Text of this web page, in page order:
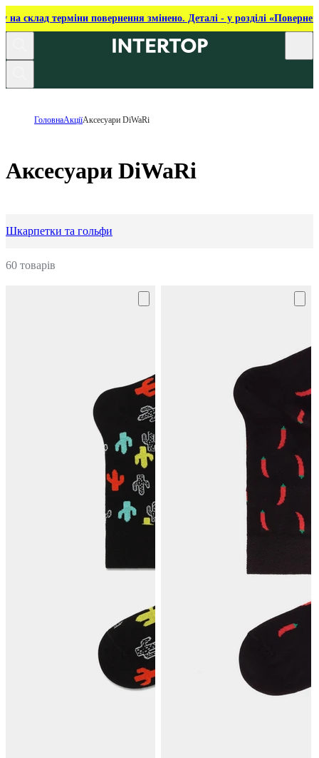
на склад терміни повернення змінено. Деталі - у розділі
ГоловнаАкціїАксесуари DiWaRi
Аксесуари DiWaRi
Шкарпетки та гольфи
60 товарів